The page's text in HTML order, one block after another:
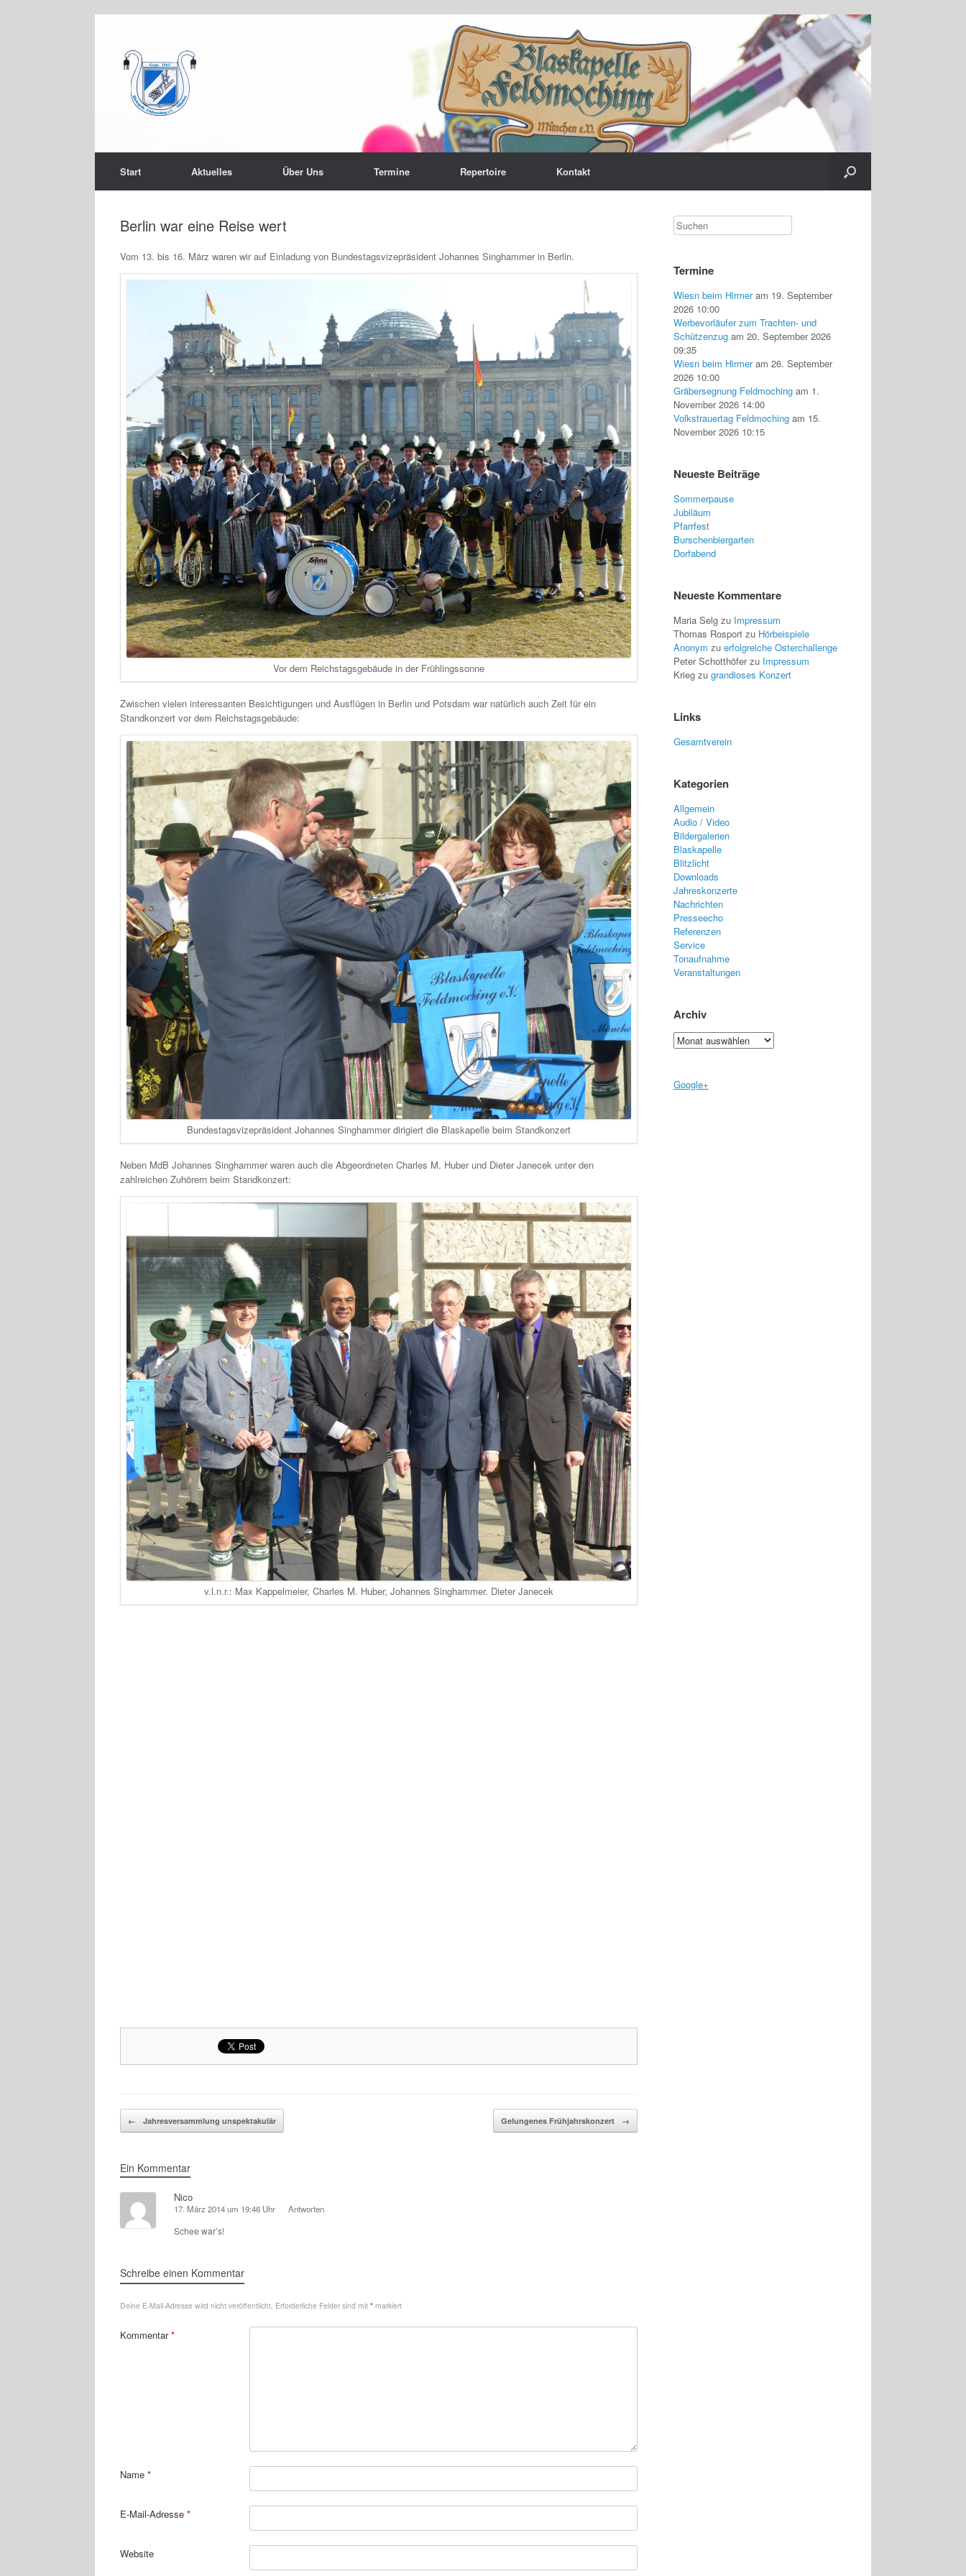
Start Aktuelles Über Uns Termine Repertoire Kontakt
Berlin war eine Reise wert
Vom 13. bis 16. März waren wir auf Einladung von Bundestagsvizepräsident Johannes Singhammer in Berlin.
Vor dem Reichstagsgebäude in der Frühlingssonne
Zwischen vielen interessanten Besichtigungen und Ausflügen in Berlin und Potsdam war natürlich auch Zeit für ein
Standkonzert vor dem Reichstagsgebäude:
Bundestagsvizepräsident Johannes Singhammer dirigiert die Blaskapelle beim Standkonzert
Neben MdB Johannes Singhammer waren auch die Abgeordneten Charles M. Huber und Dieter Janecek unter den
zahlreichen Zuhörern beim Standkonzert:
v.l.n.r.: Max Kappelmeier, Charles M. Huber, Johannes Singhammer. Dieter Janecek
Beitragsnavigation
← Jahresversammlung unspektakulär Gelungenes Frühjahrskonzert →
Ein Kommentar
Nico
17. März 2014 um 19:46 Uhr Antworten
Schee war’s!
Schreibe einen Kommentar
Deine E-Mail-Adresse wird nicht veröffentlicht. Erforderliche Felder sind mit * markiert
Kommentar*
Name *
E-Mail-Adresse *
Website
Termine
Wiesn beim Hirmeram 19. September
2026 10:00
Werbevorläufer zum Trachten- und
Schützenzug am 20. September 2026
09:35
Wiesn beim Hirmeram 26. September
2026 10:00
Gräbersegnung Feldmoching am 1.
November 2026 14:00
Volkstrauertag Feldmoching am 15.
November 2026 10:15
Neueste Beiträge
Sommerpause
Jubiläum
Pfarrfest
Burschenbiergarten
Dorfabend
Neueste Kommentare
Maria Selg zu Impressum
Thomas Rosport zu Hörbeispiele
Anonym zuerfolgreiche Osterchallenge
Peter Schotthöferzu Impressum
Krieg zugrandioses Konzert
Links
Gesamtverein
Kategorien
Allgemein
Audio / Video
Bildergalerien
Blaskapelle
Blitzlicht
Downloads
Jahreskonzerte
Nachrichten
Presseecho
Referenzen
Service
Tonaufnahme
Veranstaltungen
Archiv
Archiv
Google+